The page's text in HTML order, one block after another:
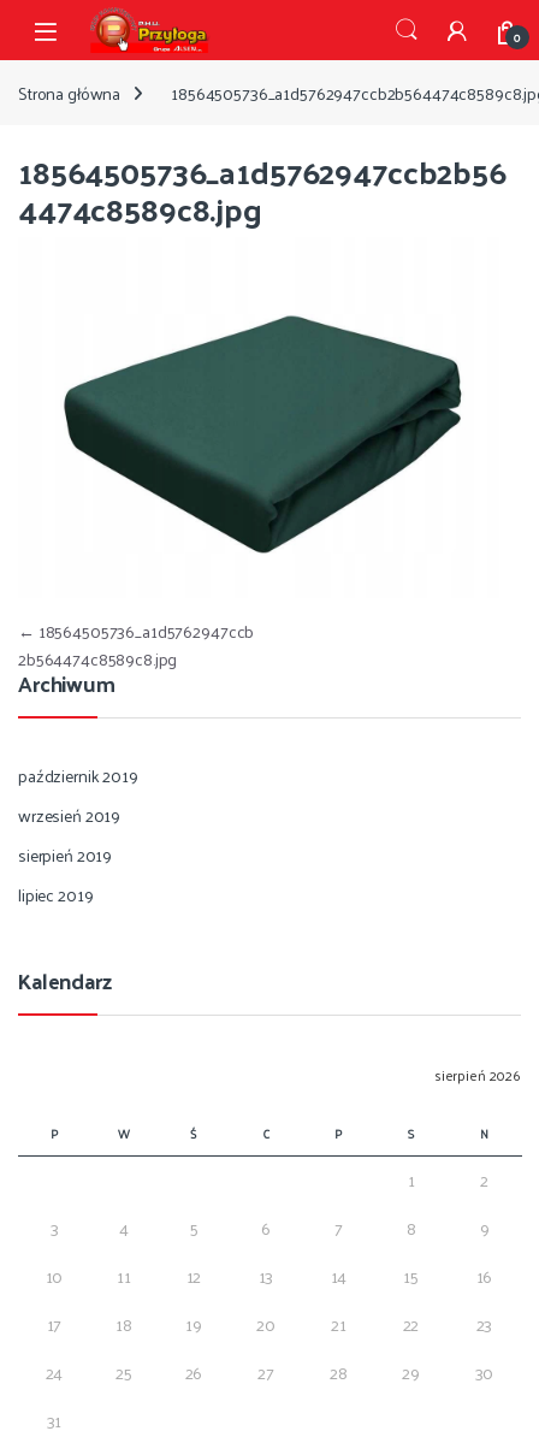
Przejdź do nawigacji
Przejdź do treści
Open 0
Strona główna
18564505736_a1d5762947ccb2b56
4474c8589c8.jpg
Nawigacja wpisu
← 18564505736_a1d5762947ccb
2b564474c8589c8.jpg
Archiwum
październik 2019
wrzesień 2019
sierpień 2019
lipiec 2019
Kalendarz
sierpień 2026
P W Ś C P S N
1
2
3
4 5 6 7 8
9
10
11 12 13 14 15
16
17
18 19 20 21 22
23
24
25 26 27 28 29
30
31